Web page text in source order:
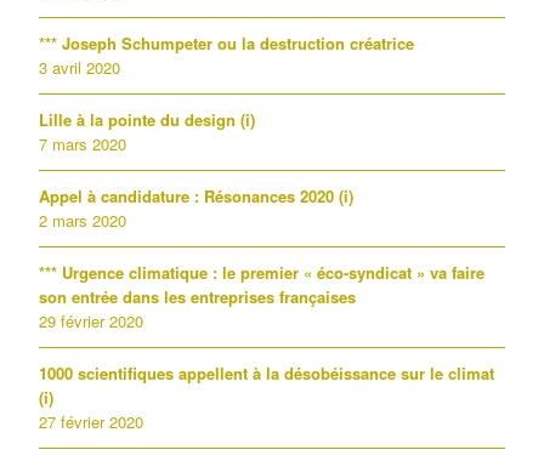
*** Joseph Schumpeter ou la destruction créatrice
3 avril 2020
Lille à la pointe du design (i)
7 mars 2020
Appel à candidature : Résonances 2020 (i)
2 mars 2020
*** Urgence climatique : le premier « éco-syndicat » va faire
son entrée dans les entreprises françaises
29 février 2020
1000 scientifiques appellent à la désobéissance sur le climat
(i)
27 février 2020